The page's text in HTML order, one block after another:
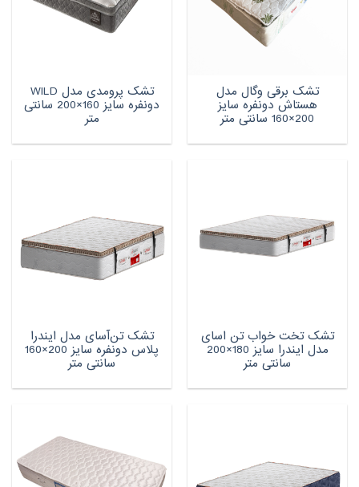
تشک برقی وگال مدل
هستاش دونفره سایز
200×160 سانتی متر
تشک پرومدی مدل WILD
دونفره سایز 160×200 سانتی
متر
تشک تخت خواب تن اسای
مدل ایندرا سایز 180×200
سانتی متر
تشک تن‌آسای مدل ایندرا
پلاس دونفره سایز 200×160
سانتی متر